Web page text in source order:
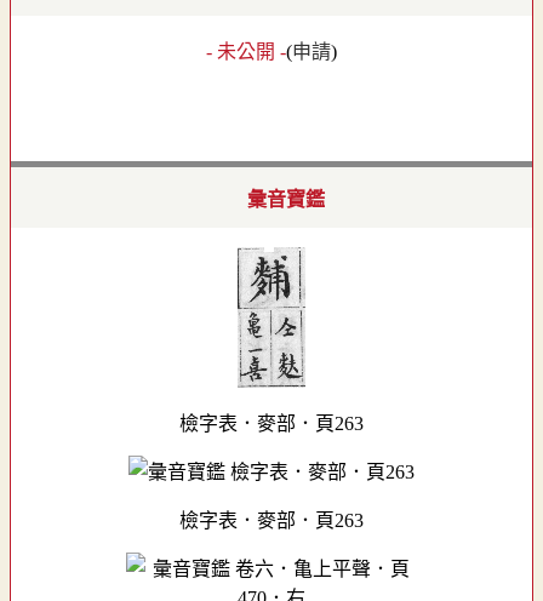
- 未公開 -(申請)
彙音寶鑑
檢字表．麥部．頁263
檢字表．麥部．頁263